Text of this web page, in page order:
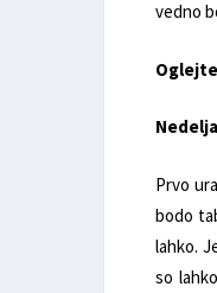
vedno
Prvo
bodo
lahko.
so